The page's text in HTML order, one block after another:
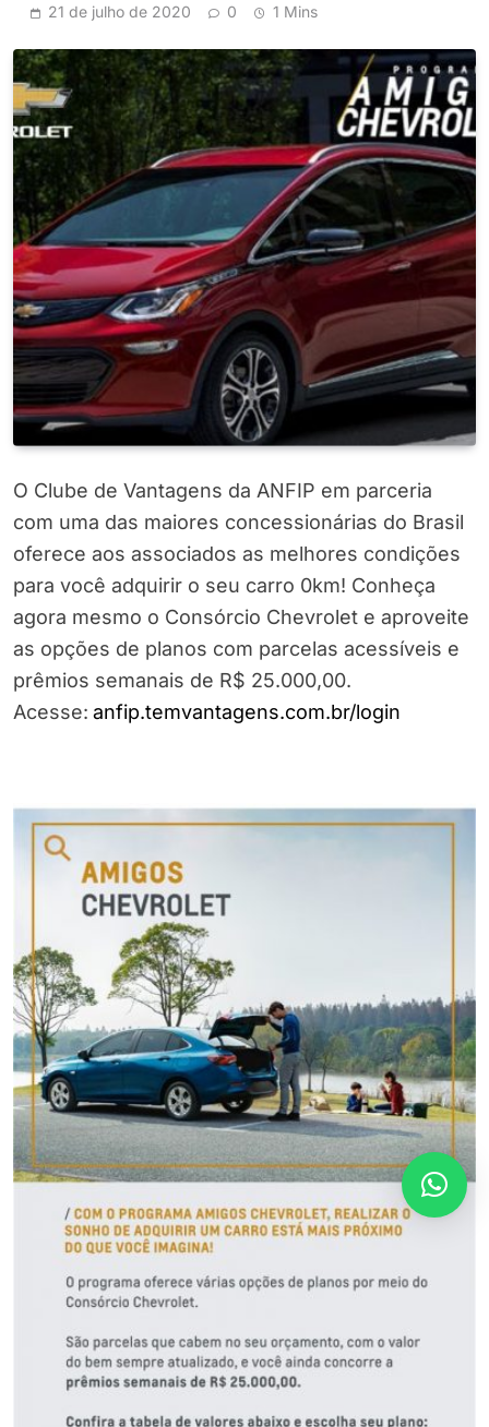
21 de julho de 2020 0 1 Mins
O Clube de Vantagens da ANFIP em parceria
com uma das maiores concessionárias do Brasil
oferece aos associados as melhores condições
para você adquirir o seu carro 0km! Conheça
agora mesmo o Consórcio Chevrolet e aproveite
as opções de planos com parcelas acessíveis e
prêmios semanais de R$ 25.000,00.
Acesse: anfip.temvantagens.com.br/login